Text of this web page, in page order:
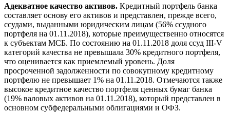
Адекватное качество активов. Кредитный портфель банка
составляет основу его активов и представлен, прежде всего,
ссудами, выданными юридическим лицам (56% ссудного
портфеля на 01.11.2018), которые преимущественно относятся
к субъектам МСБ. По состоянию на 01.11.2018 доля ссуд III-V
категорий качества не превышала 30% кредитного портфеля,
что оценивается как приемлемый уровень. Доля
просроченной задолженности по совокупному кредитному
портфелю не превышает 1% на 01.11.2018. Отмечаются также
высокое кредитное качество портфеля ценных бумаг банка
(19% валовых активов на 01.11.2018), который представлен в
основном субфедеральными облигациями и ОФЗ.